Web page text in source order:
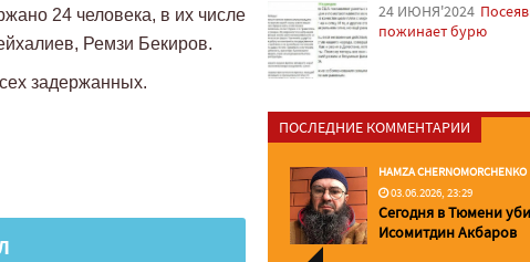
24 человека, в их числе
Ремзи Бекиров.
задержанных.​
24 ИЮНЯ'2024
пожинает бурю
ПОСЛЕДНИЕ КОММЕНТАРИИ
HAMZA CHERNOMORCHENKO
03.06.2026, 23:29
Сегодня в Тюмени
Исомитдин Акбаров